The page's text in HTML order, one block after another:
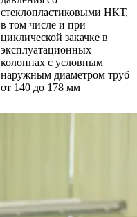
стеклопластиковыми НКТ,
в том числе и при
циклической закачке в
эксплуатационных
колоннах с условным
наружным диаметром труб
от 140 до 178 мм